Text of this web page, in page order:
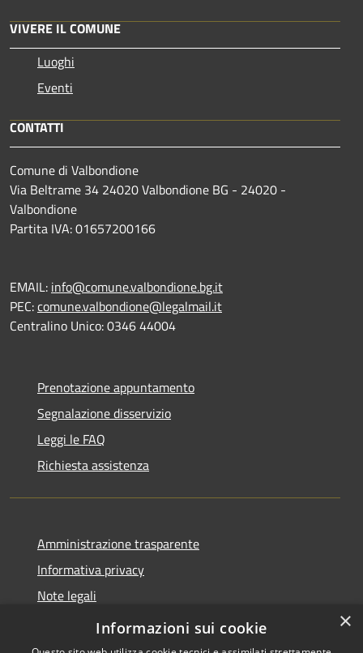
VIVERE IL COMUNE
Luoghi
Eventi
CONTATTI
Comune di Valbondione
Via Beltrame 34 24020 Valbondione BG - 24020 -
Valbondione
Partita IVA: 01657200166
EMAIL: info@comune.valbondione.bg.it
PEC:comune.valbondione@legalmail.it
Centralino Unico: 0346 44004
Prenotazione appuntamento
Segnalazione disservizio
Leggi le FAQ
Richiesta assistenza
Amministrazione trasparente
Informativa privacy
Note legali
Dichiarazione di accessibilità
×
Informazioni sui cookie